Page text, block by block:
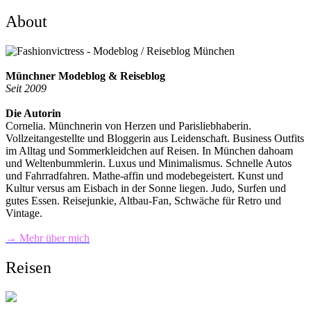
About
Münchner Modeblog & Reiseblog
Seit 2009
Die Autorin
Cornelia. Münchnerin von Herzen und Parisliebhaberin.
Vollzeitangestellte und Bloggerin aus Leidenschaft. Business Outfits
im Alltag und Sommerkleidchen auf Reisen. In München dahoam
und Weltenbummlerin. Luxus und Minimalismus. Schnelle Autos
und Fahrradfahren. Mathe-affin und modebegeistert. Kunst und
Kultur versus am Eisbach in der Sonne liegen. Judo, Surfen und
gutes Essen. Reisejunkie, Altbau-Fan, Schwäche für Retro und
Vintage.
→ Mehr über mich
Reisen